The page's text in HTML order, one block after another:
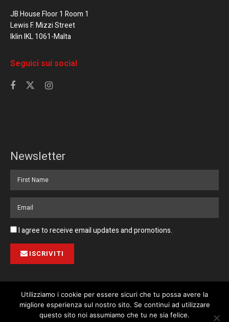
JB House Floor 1 Room 1
Lewis F. Mizzi Street
Iklin IKL 1061-Malta
Seguici sui social
Newsletter
I agree to receive email updates and promotions.
ISCRIVITI
Pubblicità Collabora con noi Contatto Privacy Policy
This website uses cookies. By continuing to use this website you are
Utilizziamo i cookie per essere sicuri che tu possa avere la
migliore esperienza sul nostro sito. Se continui ad utilizzare
questo sito noi assumiamo che tu ne sia felice.